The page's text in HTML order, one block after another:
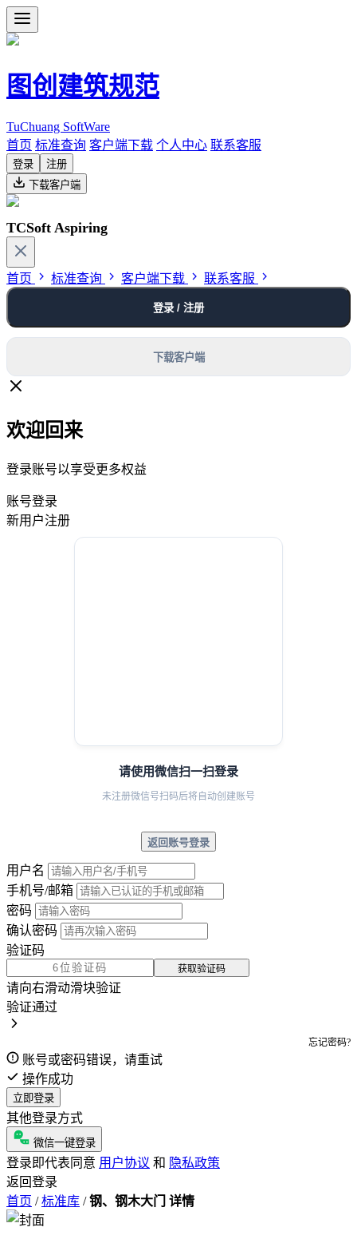
图创建筑规范
TuChuang SoftWare
首页 标准查询 客户端下载 个人中心 联系客服
登录
注册
下载客户端
TCSoft Aspiring
首页 标准查询 客户端下载 联系客服
登录 / 注册
下载客户端
欢迎回来
登录账号以享受更多权益
账号登录
新用户注册
请使用微信扫一扫登录
未注册微信号扫码后将自动创建账号
返回账号登录
用户名
手机号/邮箱
密码
确认密码
验证码
获取验证码
请向右滑动滑块验证
验证通过
忘记密码?
账号或密码错误，请重试
操作成功
立即登录
其他登录方式
微信一键登录
登录即代表同意 用户协议 和 隐私政策
返回登录
首页 / 标准库 / 钢、钢木大门 详情